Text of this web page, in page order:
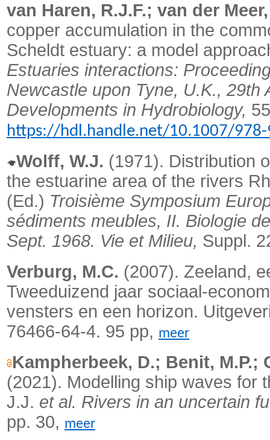
van Haren, R.J.F.; van der
copper accumulation in the
Scheldt estuary: a model
Estuaries interactions:
Newcastle upon Tyne, U.K., 29th
Developments in Hydrobiology,
https://hdl.handle.net/10.1007/978-
Wolff, W.J. (1971). Distribution
the estuarine area of the rivers
(Ed.) Troisième Symposium
sédiments meubles, II. Biologie
Sept. 1968. Vie et Milieu, Suppl.
Verburg, M.C. (2007). Zeeland,
Tweeduizend jaar sociaal-
vensters en een horizon.
76466-64-4. 95 pp, meer
Kampherbeek, D.; Benit, M.P.;
(2021). Modelling ship waves for
J.J. et al. Rivers in an uncertain
pp. 30, meer